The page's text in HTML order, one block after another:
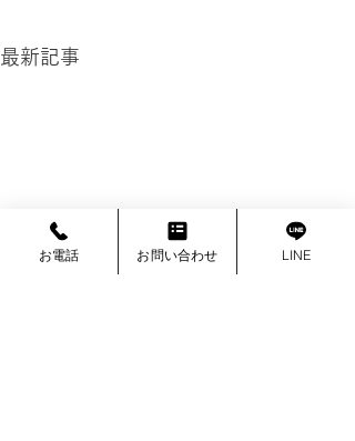
最新記事
お電話 お問い合わせ LINE